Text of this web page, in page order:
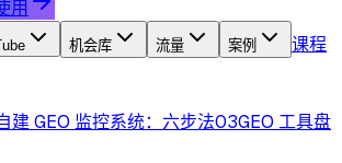
用
机会库 流量 案例
课程
建 GEO 监控系统：六步法03GEO 工具盘